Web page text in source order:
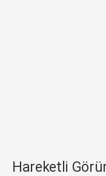
Hareketli